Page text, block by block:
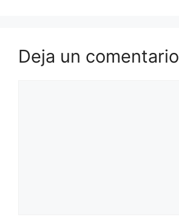
Deja un comentario